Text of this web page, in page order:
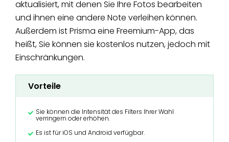
aktualisiert, mit denen Sie Ihre Fotos bearbeiten
und ihnen eine andere Note verleihen können.
Außerdem ist Prisma eine Freemium-App, das
heißt, Sie können sie kostenlos nutzen, jedoch mit
Einschränkungen.
Vorteile
Sie können die Intensität des Filters Ihrer Wahl
verringern oder erhöhen.
Es ist für iOS und Android verfügbar.